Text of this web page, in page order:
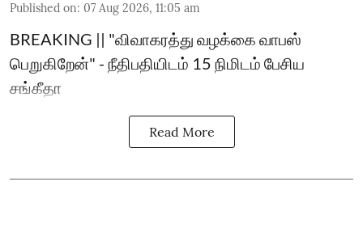
Published on: 07 Aug 2026, 11:05 am
BREAKING || "விவாகரத்து வழக்கை வாபஸ்
பெறுகிறேன்" - நீதிபதியிடம் 15 நிமிடம் பேசிய
சங்கீதா
Read More